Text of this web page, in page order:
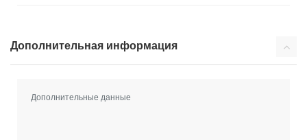
Дополнительная информация